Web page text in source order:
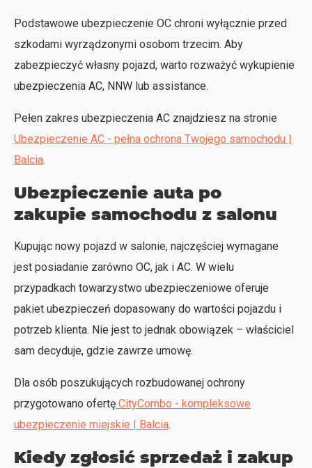
Podstawowe ubezpieczenie OC chroni wyłącznie przed
szkodami wyrządzonymi osobom trzecim. Aby
zabezpieczyć własny pojazd, warto rozważyć wykupienie
ubezpieczenia AC, NNW lub assistance.
Pełen zakres ubezpieczenia AC znajdziesz na stronie
Ubezpieczenie AC - pełna ochrona Twojego samochodu |
Balcia.
Ubezpieczenie auta po
zakupie samochodu z salonu
Kupując nowy pojazd w salonie, najczęściej wymagane
jest posiadanie zarówno OC, jak i AC. W wielu
przypadkach towarzystwo ubezpieczeniowe oferuje
pakiet ubezpieczeń dopasowany do wartości pojazdu i
potrzeb klienta. Nie jest to jednak obowiązek – właściciel
sam decyduje, gdzie zawrze umowę.
Dla osób poszukujących rozbudowanej ochrony
przygotowano ofertę CityCombo - kompleksowe
ubezpieczenie miejskie | Balcia.
Kiedy zgłosić sprzedaż i zakup